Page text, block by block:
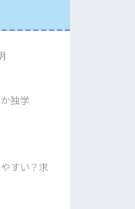
独学
すい？求